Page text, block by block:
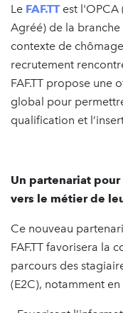
Le FAF.TTest l'OPCA
Agréé) de la
contexte de
recrutement
FAF.TT propose une
global pour
qualification et
Un partenariat pour
vers le métier de
Ce nouveau
FAF.TT favorisera la
parcours des
(E2C), notamment en